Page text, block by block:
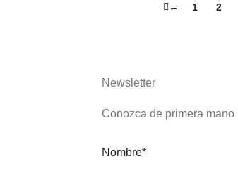
← 1 2
Newsletter
Conozca de primera
Nombre*